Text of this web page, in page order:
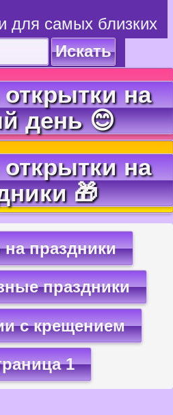
для самых близких
Искать
на
день 😊
на
🎁
на праздники
праздники
с крещением
1